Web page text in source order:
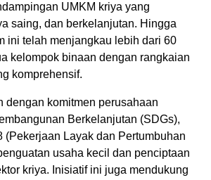
UMKM kriya yang
saing, dan berkelanjutan. Hingga
ini telah menjangkau lebih dari 60
kelompok binaan dengan rangkaian
komprehensif.
dengan komitmen perusahaan
Berkelanjutan (SDGs),
(Pekerjaan Layak dan Pertumbuhan
usaha kecil dan penciptaan
kriya. Inisiatif ini juga mendukung